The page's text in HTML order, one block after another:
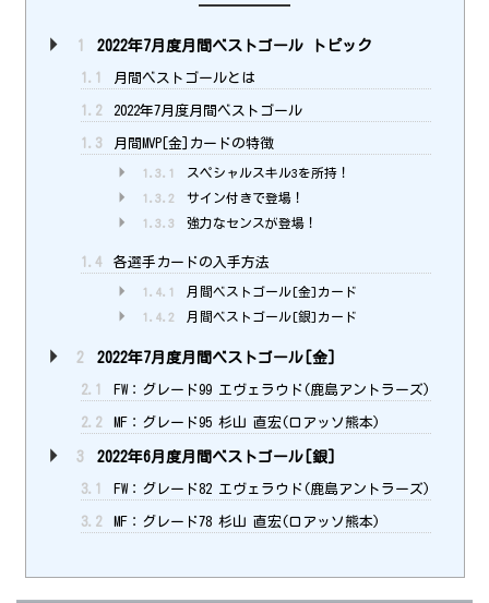
1 2022年7月度月間ベストゴール トピック
1.1 月間ベストゴールとは
1.2 2022年7月度月間ベストゴール
1.3 月間MVP[金]カードの特徴
1.3.1 スペシャルスキル3を所持！
1.3.2 サイン付きで登場！
1.3.3 強力なセンスが登場！
1.4 各選手カードの入手方法
1.4.1 月間ベストゴール[金]カード
1.4.2 月間ベストゴール[銀]カード
2 2022年7月度月間ベストゴール[金]
2.1 FW：グレード99 エヴェラウド(鹿島アントラーズ)
2.2 MF：グレード95 杉山 直宏(ロアッソ熊本)
3 2022年6月度月間ベストゴール[銀]
3.1 FW：グレード82 エヴェラウド(鹿島アントラーズ)
3.2 MF：グレード78 杉山 直宏(ロアッソ熊本)